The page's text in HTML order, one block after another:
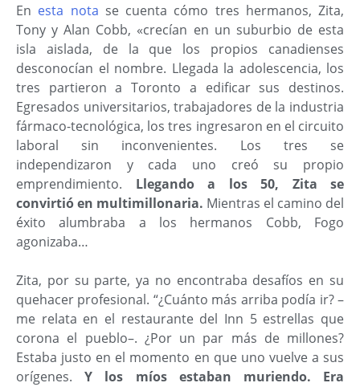
En esta nota se cuenta cómo tres hermanos, Zita,
Tony y Alan Cobb, «crecían en un suburbio de esta
isla aislada, de la que los propios canadienses
desconocían el nombre. Llegada la adolescencia, los
tres partieron a Toronto a edificar sus destinos.
Egresados universitarios, trabajadores de la industria
fármaco-tecnológica, los tres ingresaron en el circuito
laboral sin inconvenientes. Los tres se
independizaron y cada uno creó su propio
emprendimiento. Llegando a los 50, Zita se
convirtió en multimillonaria. Mientras el camino del
éxito alumbraba a los hermanos Cobb, Fogo
agonizaba…
Zita, por su parte, ya no encontraba desafíos en su
quehacer profesional. “¿Cuánto más arriba podía ir? –
me relata en el restaurante del Inn 5 estrellas que
corona el pueblo–. ¿Por un par más de millones?
Estaba justo en el momento en que uno vuelve a sus
orígenes.Y los míos estaban muriendo. Era